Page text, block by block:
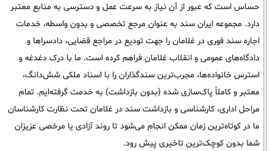
حساس است که عبور از آن نیاز به سرعت عمل و دسترسی به منابع معتبر
دارد. مجموعه ایران سند به عنوان مرجع تخصصی و بدون واسطه، خدمات
اجاره سند فوری در غلامان را جهت تودیع در مراجع قضایی، دادسراها و
دادگاه‌های عمومی و انقلاب غلامان فراهم کرده است. ما با درک دغدغه و
استرس خانواده‌ها، مجرب‌ترین سندگذاران را با اسناد ملکی شش‌دانگ،
معتبر و کاملاً پاک‌سازی شده (بدون بازداشت) به خدمت گرفته‌ایم. تمام
مراحل اداری، کارشناسی و بازداشت سند در غلامان تحت نظارت کارشناسان
ما در کوتاه‌ترین زمان ممکن انجام می‌شود تا روند آزادی یا مرخصی عزیزان
شما بدون کوچک‌ترین تاخیری پیش رود.